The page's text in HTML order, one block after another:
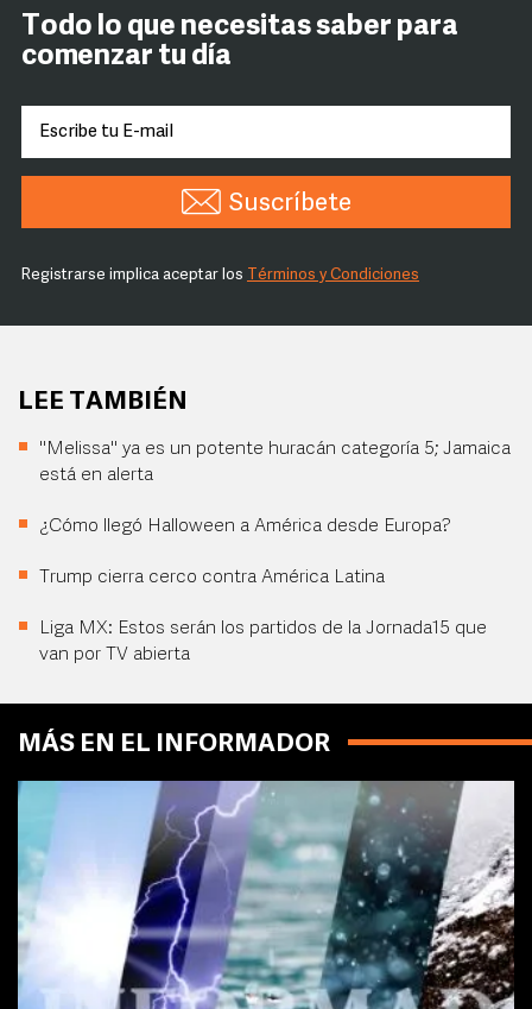
Todo lo que necesitas saber para
comenzar tu día
Suscríbete
Registrarse implica aceptar los Términos y Condiciones
LEE TAMBIÉN
"Melissa" ya es un potente huracán categoría 5; Jamaica
está en alerta
¿Cómo llegó Halloween a América desde Europa?
Trump cierra cerco contra América Latina
Liga MX: Estos serán los partidos de la Jornada15 que
van por TV abierta
MÁS EN EL INFORMADOR